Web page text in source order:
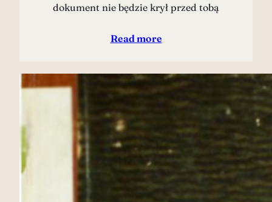
dokument nie będzie krył przed tobą
Read more